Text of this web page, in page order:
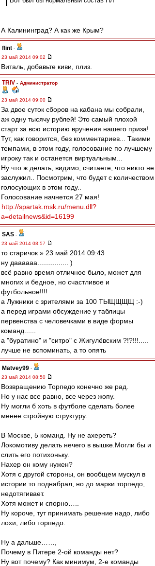
А Калининград? А как же Крым?
flint -
23 май 2014 09:02
Виталь, добавьте киви, плиз.
TRIV - Администратор
23 май 2014 09:00
За двое суток сборов на кабана мы собрали,
аж одну тысячу рублей! Это самый плохой
старт за всю историю вручения нашего приза!
Тут, как говорится, без комментариев... Такими
темпами, в этом году, голосование по лучшему
игроку так и останется виртуальным...
Ну что ж делать, видимо, считаете, что никто не
заслужил.. Посмотрим, что будет с количеством
голосующих в этом году..
Голосование начнется 27 мая!
http://spartak.msk.ru/menu.dll?
a=detailnews&id=16199
SAS -
23 май 2014 08:57
то старичок » 23 май 2014 09:43
ну даааааа................ )
всё равно время отличное было, может для
многих и бедное, но счастливое и
футбольное!!!!
а Лужники с зрителями за 100 ТЫЩЩЩЩ :-)
а перед играми обсуждение у таблицы
первенства с человечками в виде формы
команд......
а "буратино" и "cитро" с Жигулёвским ?!?!!!.....
лучше не вспоминать, а то опять
Matvey99 -
23 май 2014 08:50
Возвращению Торпедо конечно же рад.
Но у нас все равно, все через жопу.
Ну могли б хоть в футболе сделать более
менее стройную структуру.
В Москве, 5 команд. Ну не ахереть?
Локомотиву делать нечего в вышке.Могли бы и
слить его потихоньку.
Нахер он кому нужен?
Хотя с другой стороны, он вообщем мускул в
истории то поднабрал, но до марки торпедо,
недотягивает.
Хотя может и спорно…..
Ну короче, тут принимать решение надо, либо
лохи, либо торпедо.
Ну а дальше……,
Почему в Питере 2-ой команды нет?
Ну вот почему? Как минимум, 2-е команды